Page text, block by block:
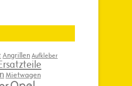
AngrillenAufkleber
Mietwagen